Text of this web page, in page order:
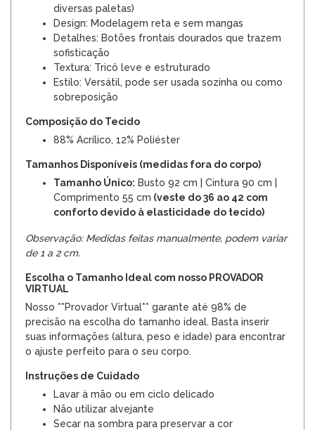
diversas paletas)
Design: Modelagem reta e sem mangas
Detalhes: Botões frontais dourados que trazem
sofisticação
Textura: Tricô leve e estruturado
Estilo: Versátil, pode ser usada sozinha ou como
sobreposição
Composição do Tecido
88% Acrílico, 12% Poliéster
Tamanhos Disponíveis (medidas fora do corpo)
Tamanho Único: Busto 92 cm | Cintura 90 cm |
Comprimento 55 cm (veste do 36 ao 42 com
conforto devido à elasticidade do tecido)
Observação: Medidas feitas manualmente, podem variar
de 1 a 2 cm.
Escolha o Tamanho Ideal com nosso PROVADOR
VIRTUAL
Nosso **Provador Virtual** garante até 98% de
precisão na escolha do tamanho ideal. Basta inserir
suas informações (altura, peso e idade) para encontrar
o ajuste perfeito para o seu corpo.
Instruções de Cuidado
Lavar à mão ou em ciclo delicado
Não utilizar alvejante
Secar na sombra para preservar a cor